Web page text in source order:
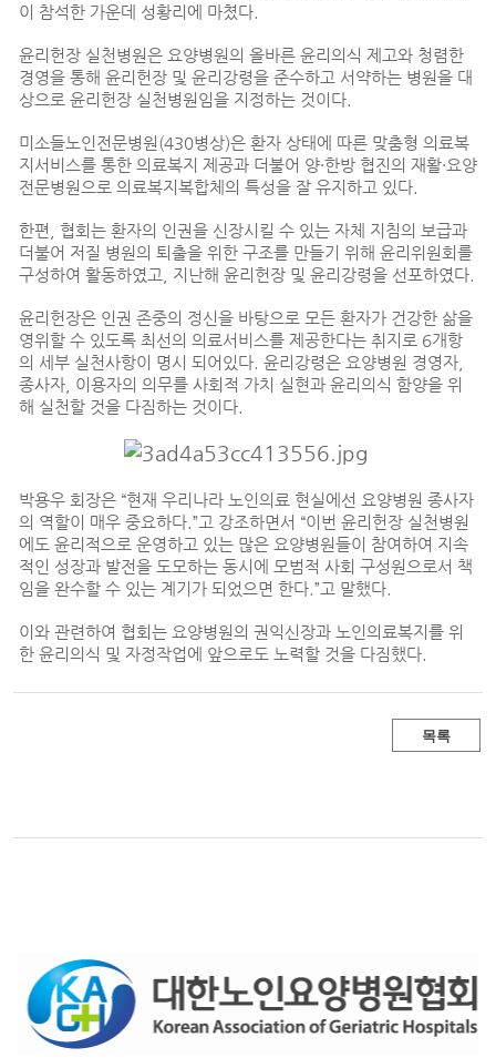
이 참석한 가운데 성황리에 마쳤다.
윤리헌장 실천병원은 요양병원의 올바른 윤리의식 제고와 청렴한
경영을 통해 윤리헌장 및 윤리강령을 준수하고 서약하는 병원을 대
상으로 윤리헌장 실천병원임을 지정하는 것이다.
미소들노인전문병원(430병상)은 환자 상태에 따른 맞춤형 의료복
지서비스를 통한 의료복지 제공과 더불어 양·한방 협진의 재활·요양
전문병원으로 의료복지복합체의 특성을 잘 유지하고 있다.
한편, 협회는 환자의 인권을 신장시킬 수 있는 자체 지침의 보급과
더불어 저질 병원의 퇴출을 위한 구조를 만들기 위해 윤리위원회를
구성하여 활동하였고, 지난해 윤리헌장 및 윤리강령을 선포하였다.
윤리헌장은 인권 존중의 정신을 바탕으로 모든 환자가 건강한 삶을
영위할 수 있도록 최선의 의료서비스를 제공한다는 취지로 6개항
의 세부 실천사항이 명시 되어있다. 윤리강령은 요양병원 경영자,
종사자, 이용자의 의무를 사회적 가치 실현과 윤리의식 함양을 위
해 실천할 것을 다짐하는 것이다.
박용우 회장은 “현재 우리나라 노인의료 현실에선 요양병원 종사자
의 역할이 매우 중요하다.”고 강조하면서 “이번 윤리헌장 실천병원
에도 윤리적으로 운영하고 있는 많은 요양병원들이 참여하여 지속
적인 성장과 발전을 도모하는 동시에 모범적 사회 구성원으로서 책
임을 완수할 수 있는 계기가 되었으면 한다.”고 말했다.
이와 관련하여 협회는 요양병원의 권익신장과 노인의료복지를 위
한 윤리의식 및 자정작업에 앞으로도 노력할 것을 다짐했다.
목록